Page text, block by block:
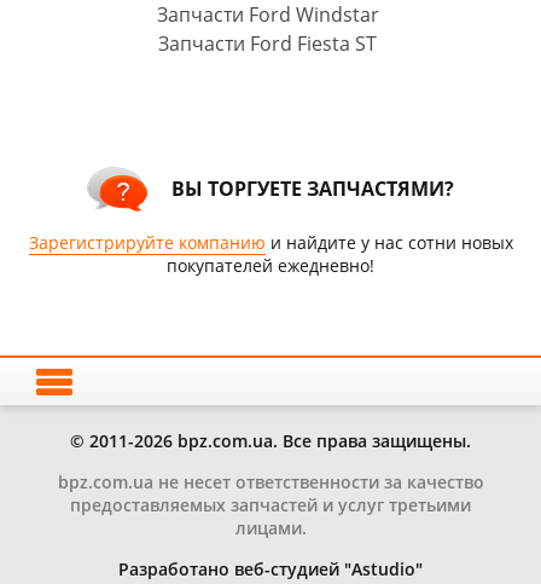
Запчасти Ford Windstar
Запчасти Ford Fiesta ST
ВЫ ТОРГУЕТЕ ЗАПЧАСТЯМИ?
Зарегистрируйте компанию и найдите у нас сотни новых
покупателей ежедневно!
© 2011-2026 bpz.com.ua. Все права защищены.
bpz.com.ua не несет ответственности за качество
предоставляемых запчастей и услуг третьими
лицами.
Разработано веб-студией "Astudio"